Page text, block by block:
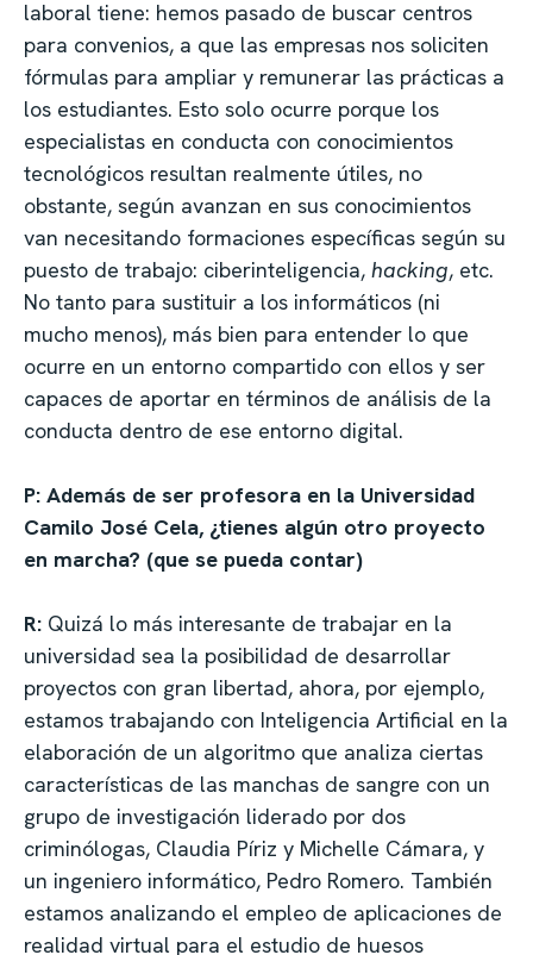
laboral tiene: hemos pasado de buscar centros
para convenios, a que las empresas nos soliciten
fórmulas para ampliar y remunerar las prácticas a
los estudiantes. Esto solo ocurre porque los
especialistas en conducta con conocimientos
tecnológicos resultan realmente útiles, no
obstante, según avanzan en sus conocimientos
van necesitando formaciones específicas según su
puesto de trabajo: ciberinteligencia, hacking, etc.
No tanto para sustituir a los informáticos (ni
mucho menos), más bien para entender lo que
ocurre en un entorno compartido con ellos y ser
capaces de aportar en términos de análisis de la
conducta dentro de ese entorno digital.
P: Además de ser profesora en la Universidad
Camilo José Cela, ¿tienes algún otro proyecto
en marcha? (que se pueda contar)
R: Quizá lo más interesante de trabajar en la
universidad sea la posibilidad de desarrollar
proyectos con gran libertad, ahora, por ejemplo,
estamos trabajando con Inteligencia Artificial en la
elaboración de un algoritmo que analiza ciertas
características de las manchas de sangre con un
grupo de investigación liderado por dos
criminólogas, Claudia Píriz y Michelle Cámara, y
un ingeniero informático, Pedro Romero. También
estamos analizando el empleo de aplicaciones de
realidad virtual para el estudio de huesos